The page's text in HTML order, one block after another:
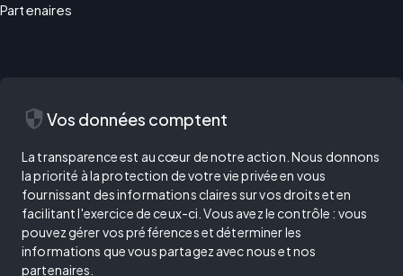
Partenaires
security Vos données comptent
La transparence est au cœur de notre action. Nous donnons
la priorité à la protection de votre vie privée en vous
fournissant des informations claires sur vos droits et en
facilitant l'exercice de ceux-ci. Vous avez le contrôle : vous
pouvez gérer vos préférences et déterminer les
informations que vous partagez avec nous et nos
partenaires.